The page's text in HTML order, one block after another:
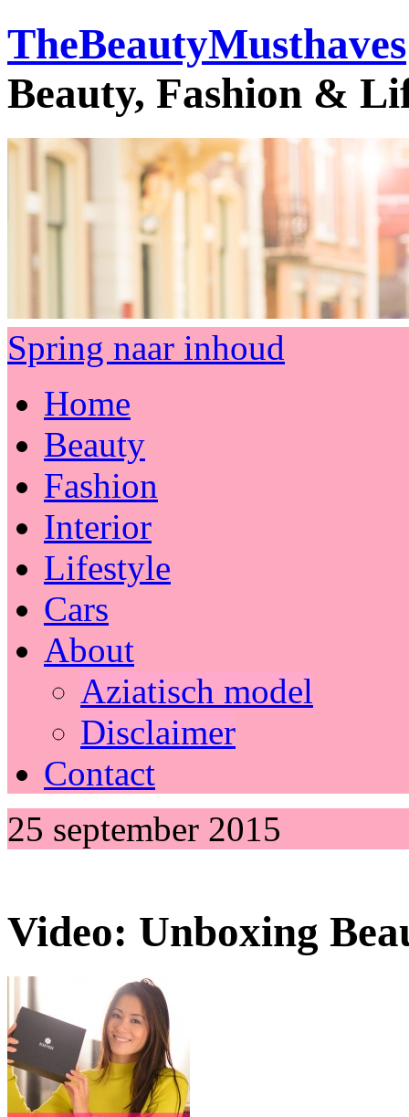
TheBeautyMusthaves
Beauty, Fashion &
Spring naar inhoud
Home
Beauty
Fashion
Interior
Lifestyle
Cars
About
Aziatisch model
Disclaimer
Contact
25 september 2015
Video: Unboxing